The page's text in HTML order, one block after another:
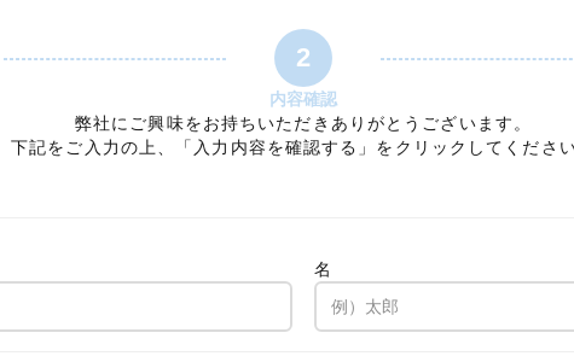
2
内容確認
弊社にご興味をお持ちいただきありがとうございます。
下記をご入力の上、「入力内容を確認する」をクリックしてください
名